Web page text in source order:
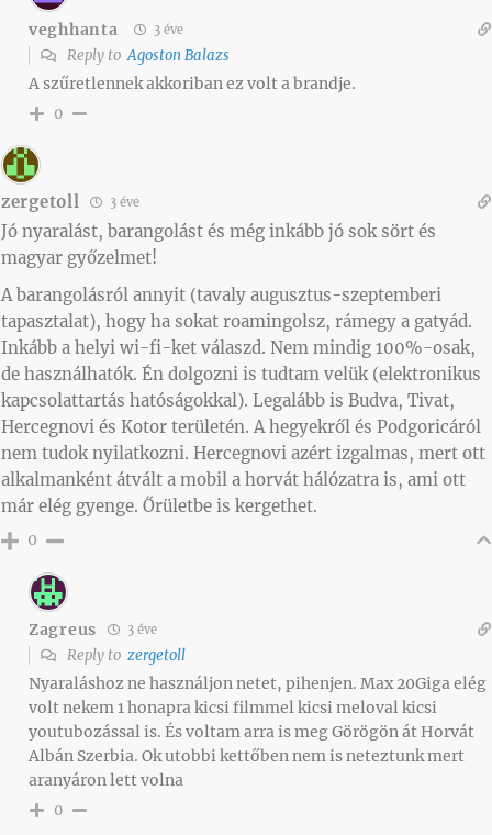
veghhanta 3 éve
Reply toAgoston Balazs
A szűretlennek akkoriban ez volt a brandje.
0
zergetoll 3 éve
Jó nyaralást, barangolást és még inkább jó sok sört és
magyar győzelmet!
A barangolásról annyit (tavaly augusztus-szeptemberi
tapasztalat), hogy ha sokat roamingolsz, rámegy a gatyád.
Inkább a helyi wi-fi-ket válaszd. Nem mindig 100%-osak,
de használhatók. Én dolgozni is tudtam velük (elektronikus
kapcsolattartás hatóságokkal). Legalább is Budva, Tivat,
Hercegnovi és Kotor területén. A hegyekről és Podgoricáról
nem tudok nyilatkozni. Hercegnovi azért izgalmas, mert ott
alkalmanként átvált a mobil a horvát hálózatra is, ami ott
már elég gyenge. Őrületbe is kergethet.
0
Zagreus 3 éve
Reply to zergetoll
Nyaraláshoz ne használjon netet, pihenjen. Max 20Giga elég
volt nekem 1 honapra kicsi filmmel kicsi meloval kicsi
youtubozással is. És voltam arra is meg Görögön át Horvát
Albán Szerbia. Ok utobbi kettőben nem is neteztunk mert
aranyáron lett volna
0